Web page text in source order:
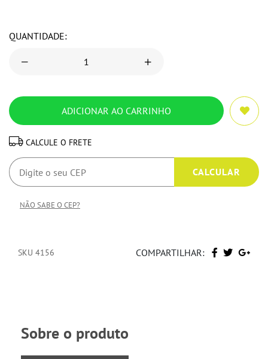
QUANTIDADE:
CALCULE O FRETE
NÃO SABE O CEP?
SKU 4156 COMPARTILHAR:
Sobre o produto